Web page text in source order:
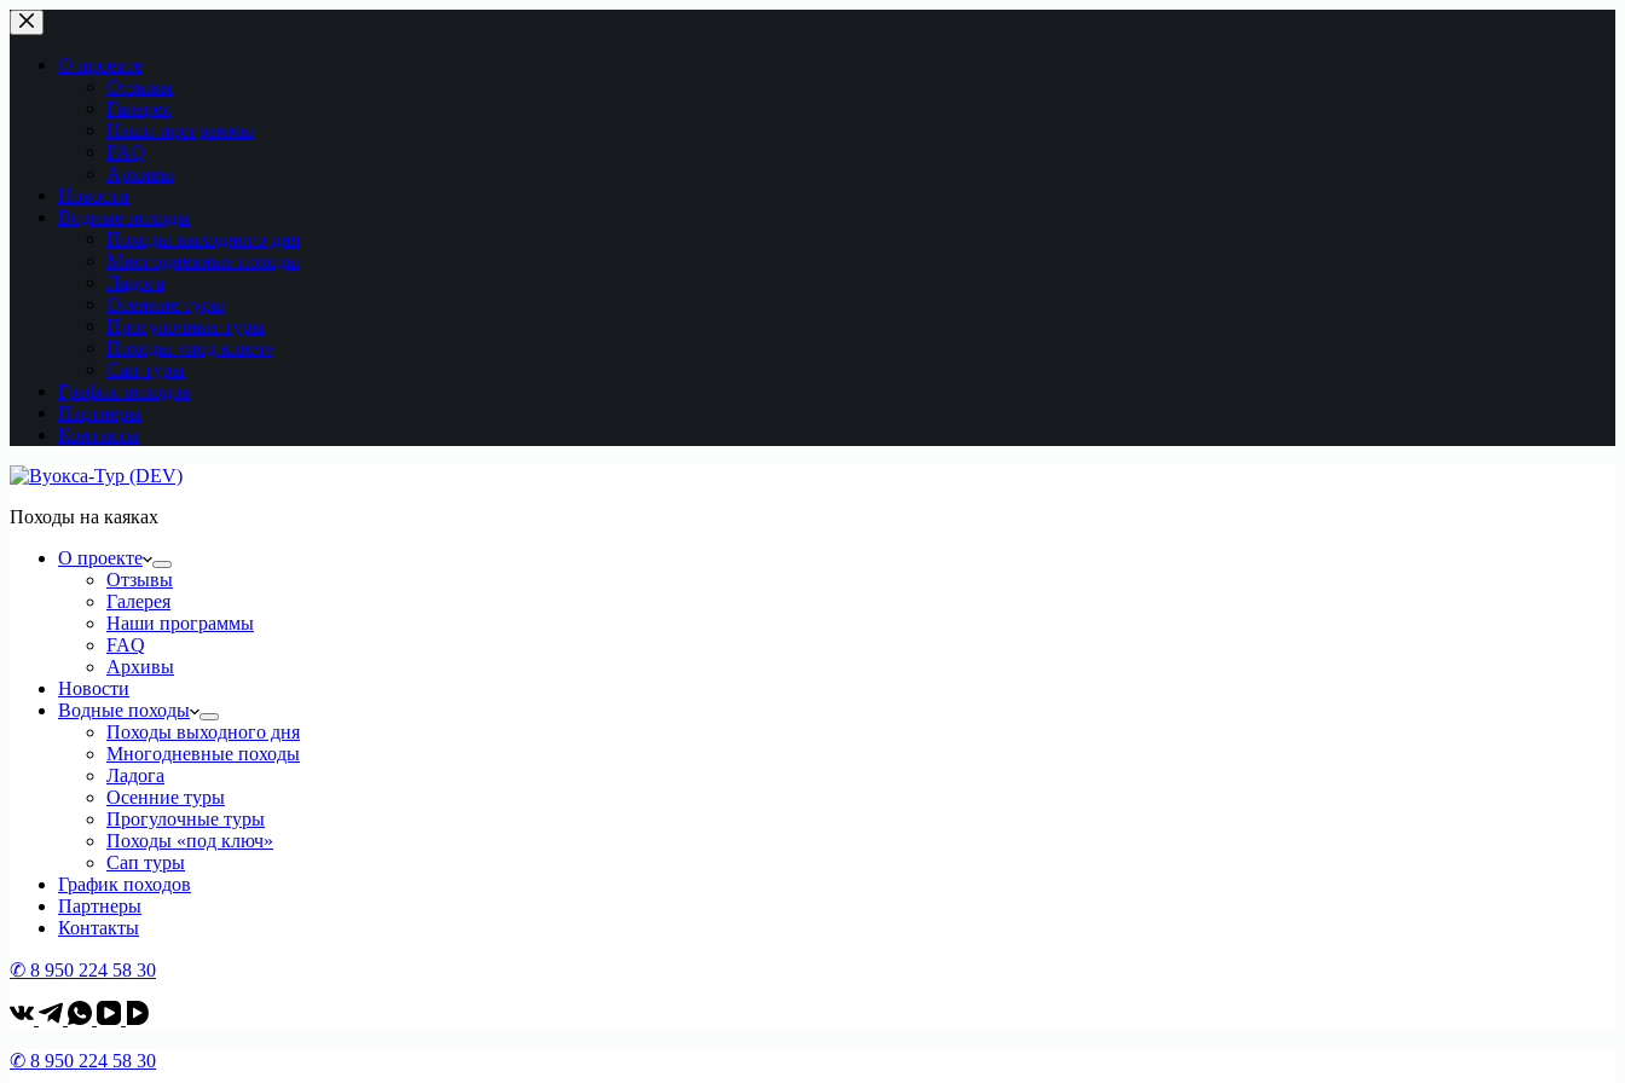
Перейти
к
сути
О проекте
Отзывы
Галерея
Наши программы
FAQ
Архивы
Новости
Водные походы
Походы выходного дня
Многодневные походы
Ладога
Осенние туры
Прогулочные туры
Походы «под ключ»
Сап туры
График походов
Партнеры
Контакты
Походы на каяках
О проекте
Отзывы
Галерея
Наши программы
FAQ
Архивы
Новости
Водные походы
Походы выходного дня
Многодневные походы
Ладога
Осенние туры
Прогулочные туры
Походы «под ключ»
Сап туры
График походов
Партнеры
Контакты
✆ 8 950 224 58 30
✆ 8 950 224 58 30